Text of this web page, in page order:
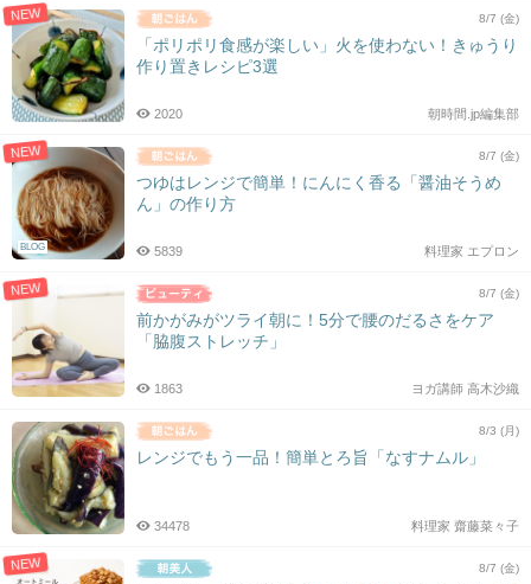
NEW 8/7 (金)
「ポリポリ食感が楽しい」火を使わない！きゅうり
作り置きレシピ3選
朝時間.jp編集部
2020
NEW
BLOG
8/7 (金)
つゆはレンジで簡単！にんにく香る「醤油そうめ
ん」の作り方
料理家 エプロン
5839
NEW 8/7 (金)
前かがみがツライ朝に！5分で腰のだるさをケア
「脇腹ストレッチ」
ヨガ講師 高木沙織
1863
8/3 (月)
レンジでもう一品！簡単とろ旨「なすナムル」
料理家 齋藤菜々子
34478
NEW 8/7 (金)